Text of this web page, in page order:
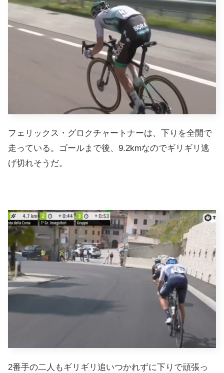
フェリックス・グロクチャートナーは、下りを全開で
走っている。ゴールまで後、9.2kmなのでギリギリ逃
げ切れそうだ。
2番手の二人もギリギリ追いつかれずに下りで頑張っ